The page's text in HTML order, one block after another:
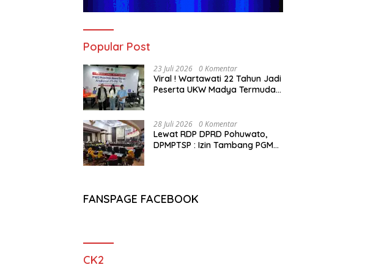
Popular Post
23 Juli 2026 0 Komentar
Viral ! Wartawati 22 Tahun Jadi
Peserta UKW Madya Termuda
28 Juli 2026 0 Komentar
Lewat RDP DPRD Pohuwato,
DPMPTSP : Izin Tambang PGM
FANSPAGE FACEBOOK
CK2